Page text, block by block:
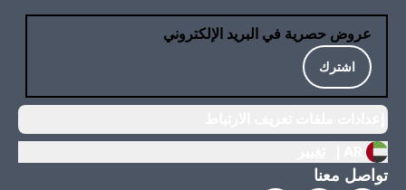
عروض حصرية في البريد الإلكتروني
اشترك
تواصل معنا